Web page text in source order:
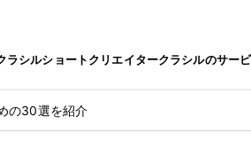
ラシルショートクリエイタークラシルのサー
の30選を紹介